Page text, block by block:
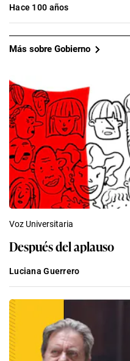
Hace 100 años
Más sobre Gobierno
Voz Universitaria
Después del aplauso
Luciana Guerrero